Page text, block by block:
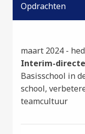
Opdrachten
maart 2024 -
Interim-
Basisschool in
school,
teamcultuur